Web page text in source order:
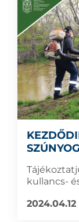
kullancs-
2024.04.12